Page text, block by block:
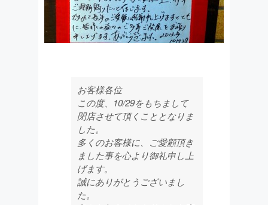
お客様各位
この度、10/29をもちまして
閉店させて頂くこととなりま
した。
多くのお客様に、ご愛顧頂き
ました事を心より御礼申し上
げます。
誠にありがとうございまし
た。